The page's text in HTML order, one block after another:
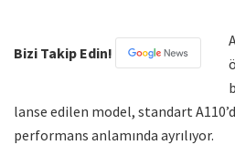
Bizi Takip Edin!
lanse edilen model, standart
performans anlamında ayrılıyor.